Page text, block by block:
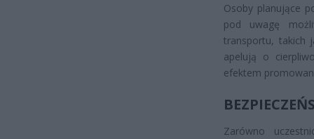
Osoby planujące
pod uwagę
transportu, takich
apelują o
efektem
Zarówno